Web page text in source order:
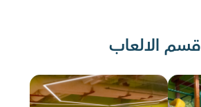
قسم الالعاب